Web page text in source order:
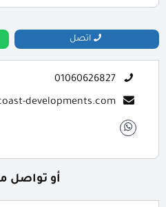
اتصل
01060626827
developments.com
أو تواصل